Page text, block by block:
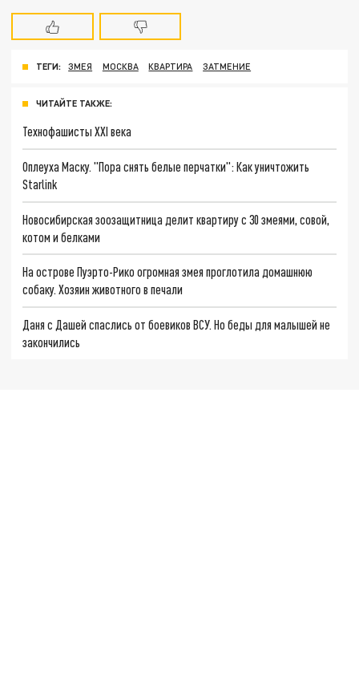
ТЕГИ: ЗМЕЯ МОСКВА КВАРТИРА ЗАТМЕНИЕ
ЧИТАЙТЕ ТАКЖЕ:
Технофашисты XXI века
Оплеуха Маску. "Пора снять белые перчатки": Как уничтожить
Starlink
Новосибирская зоозащитница делит квартиру с 30 змеями, совой,
котом и белками
На острове Пуэрто-Рико огромная змея проглотила домашнюю
собаку. Хозяин животного в печали
Даня с Дашей спаслись от боевиков ВСУ. Но беды для малышей не
закончились